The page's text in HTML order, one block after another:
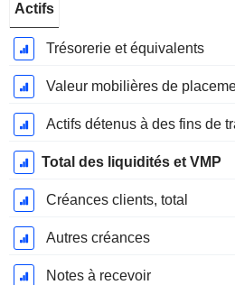
Fiscale:
Décembre
Actifs
Trésorerie et équivalents
Total des liquidités et VMP
Créances clients, total
Autres créances
Notes à recevoir